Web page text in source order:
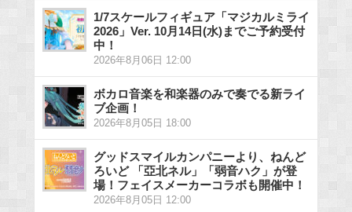
1/7スケールフィギュア「マジカルミライ
2026」Ver. 10月14日(水)までご予約受付
中！
2026年8月06日 12:00
ボカロ音楽を和楽器のみで奏でる新ライ
ブ企画！
2026年8月05日 18:00
グッドスマイルカンパニーより、ねんど
ろいど 「亞北ネル」「弱音ハク」が登
場！フェイスメーカーコラボも開催中！
2026年8月05日 12:00